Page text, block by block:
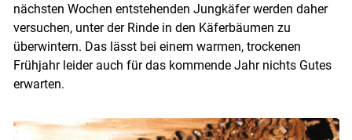
nächsten Wochen entstehenden Jungkäfer werden daher
versuchen, unter der Rinde in den Käferbäumen zu
überwintern. Das lässt bei einem warmen, trockenen
Frühjahr leider auch für das kommende Jahr nichts Gutes
erwarten.